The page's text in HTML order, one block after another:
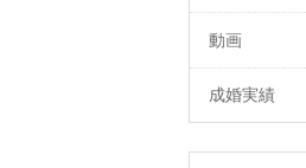
動画
成婚実績